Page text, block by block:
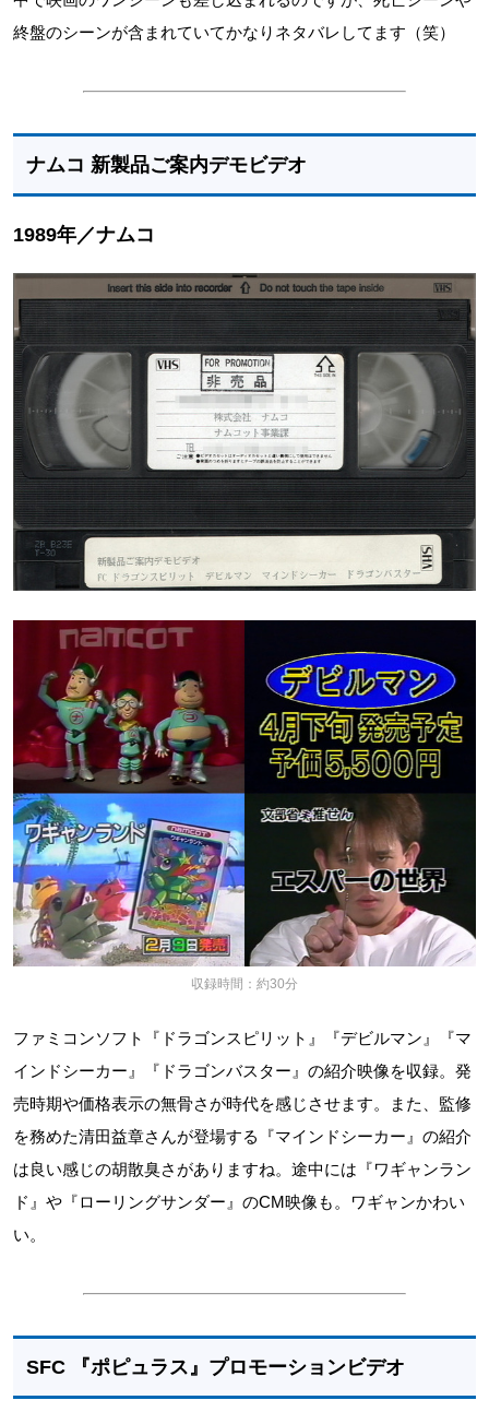
終盤のシーンが含まれていてかなりネタバレしてます（笑）
ナムコ 新製品ご案内デモビデオ
1989年／ナムコ
収録時間：約30分
ファミコンソフト『ドラゴンスピリット』『デビルマン』『マ
インドシーカー』『ドラゴンバスター』の紹介映像を収録。発
売時期や価格表示の無骨さが時代を感じさせます。また、監修
を務めた清田益章さんが登場する『マインドシーカー』の紹介
は良い感じの胡散臭さがありますね。途中には『ワギャンラン
ド』や『ローリングサンダー』のCM映像も。ワギャンかわい
い。
SFC 『ポピュラス』プロモーションビデオ